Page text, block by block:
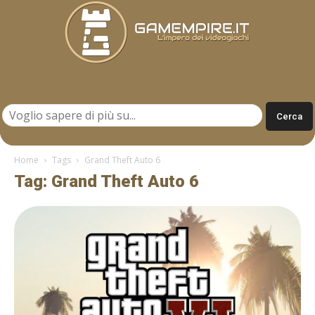
Home Tags Grand Theft Auto 6
Tag: Grand Theft Auto 6